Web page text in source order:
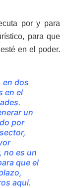
por y para
para que
en el poder.
en dos
en el
un
por
no es un
que el
aquí.